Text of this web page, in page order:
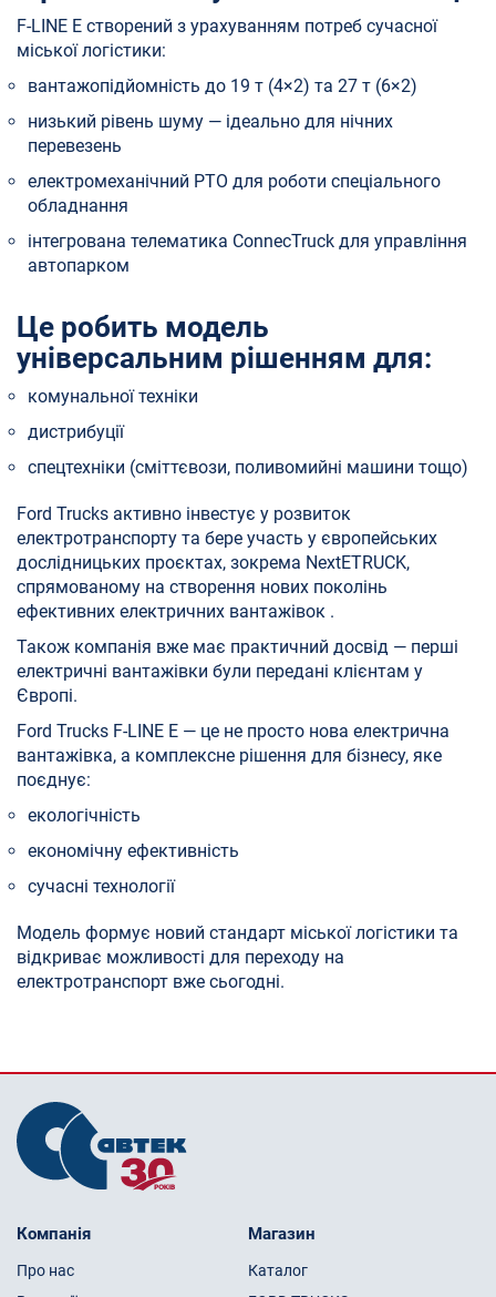
F-LINE E створений з урахуванням потреб сучасної
міської логістики:
вантажопідйомність до 19 т (4×2) та 27 т (6×2)
низький рівень шуму — ідеально для нічних
перевезень
електромеханічний PTO для роботи спеціального
обладнання
інтегрована телематика ConnecTruck для управління
автопарком
Це робить модель
універсальним рішенням для:
комунальної техніки
дистрибуції
спецтехніки (сміттєвози, поливомийні машини тощо)
Ford Trucks активно інвестує у розвиток
електротранспорту та бере участь у європейських
дослідницьких проєктах, зокрема NextETRUCK,
спрямованому на створення нових поколінь
ефективних електричних вантажівок .
Також компанія вже має практичний досвід — перші
електричні вантажівки були передані клієнтам у
Європі.
Ford Trucks F-LINE E — це не просто нова електрична
вантажівка, а комплексне рішення для бізнесу, яке
поєднує:
екологічність
економічну ефективність
сучасні технології
Модель формує новий стандарт міської логістики та
відкриває можливості для переходу на
електротранспорт вже сьогодні.
Компанія
Про нас
Магазин
Каталог